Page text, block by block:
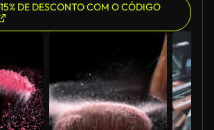
DE DESCONTO COM O CÓDIGO